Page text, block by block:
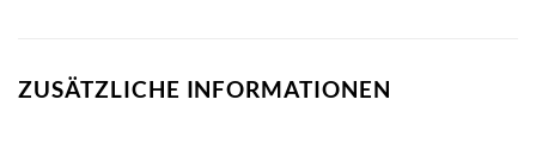
ZUSÄTZLICHE INFORMATIONEN